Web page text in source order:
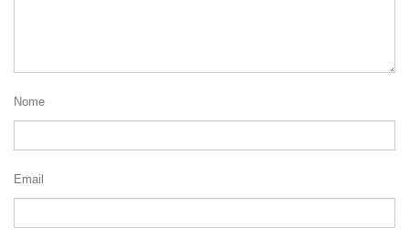
Nome
Email